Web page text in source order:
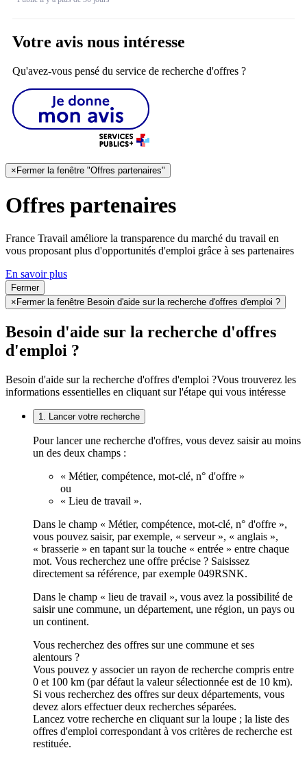
Votre avis nous intéresse
Qu'avez-vous pensé du service de recherche d'offres ?
× Fermer la fenêtre "Offres partenaires"
Offres partenaires
France Travail améliore la transparence du marché du travail en
vous proposant plus d'opportunités d'emploi grâce à ses partenaires
En savoir plus
Fermer
× Fermer la fenêtre Besoin d'aide sur la recherche d'offres d'emploi ?
Besoin d'aide sur la recherche d'offres
d'emploi ?
Besoin d'aide sur la recherche d'offres d'emploi ?Vous trouverez les
informations essentielles en cliquant sur l'étape qui vous intéresse
1. Lancer votre recherche
Pour lancer une recherche d'offres, vous devez saisir au moins
un des deux champs :
« Métier, compétence, mot-clé, n° d'offre »
ou
« Lieu de travail ».
Dans le champ « Métier, compétence, mot-clé, n° d'offre »,
vous pouvez saisir, par exemple, « serveur », « anglais »,
« brasserie » en tapant sur la touche « entrée » entre chaque
mot. Vous recherchez une offre précise ? Saisissez
directement sa référence, par exemple 049RSNK.
Dans le champ « lieu de travail », vous avez la possibilité de
saisir une commune, un département, une région, un pays ou
un continent.
Vous recherchez des offres sur une commune et ses
alentours ?
Vous pouvez y associer un rayon de recherche compris entre
0 et 100 km (par défaut la valeur sélectionnée est de 10 km).
Si vous recherchez des offres sur deux départements, vous
devez alors effectuer deux recherches séparées.
Lancez votre recherche en cliquant sur la loupe ; la liste des
offres d'emploi correspondant à vos critères de recherche est
restituée.